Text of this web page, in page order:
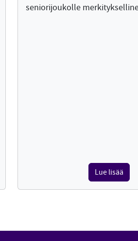
seniorijoukolle
Lue lisää